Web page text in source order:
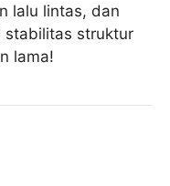
lalu lintas, dan
stabilitas struktur
lama!